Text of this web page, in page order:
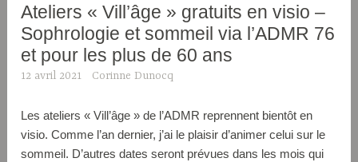
Ateliers « Vill’âge » gratuits en visio –
Sophrologie et sommeil via l’ADMR 76
et pour les plus de 60 ans
12 avril 2021 Corinne Dunocq
Les ateliers « Vill’âge » de l’ADMR reprennent bientôt en
visio. Comme l’an dernier, j’ai le plaisir d’animer celui sur le
sommeil. D’autres dates seront prévues dans les mois qui